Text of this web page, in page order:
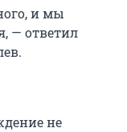
и мы
— ответил
не